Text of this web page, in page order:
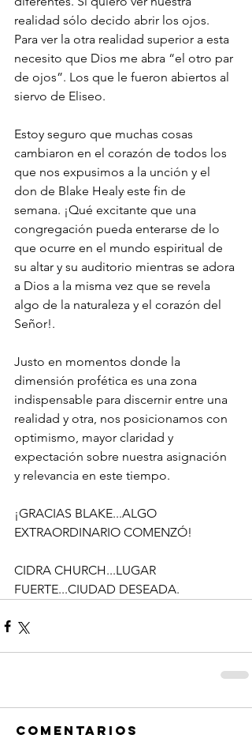
realidad sólo decido abrir los ojos.
Para ver la otra realidad superior a esta
necesito que Dios me abra “el otro par
de ojos”. Los que le fueron abiertos al
siervo de Eliseo.
Estoy seguro que muchas cosas
cambiaron en el corazón de todos los
que nos expusimos a la unción y el
don de Blake Healy este fin de
semana. ¡Qué excitante que una
congregación pueda enterarse de lo
que ocurre en el mundo espiritual de
su altar y su auditorio mientras se adora
a Dios a la misma vez que se revela
algo de la naturaleza y el corazón del
Señor!.
Justo en momentos donde la
dimensión profética es una zona
indispensable para discernir entre una
realidad y otra, nos posicionamos con
optimismo, mayor claridad y
expectación sobre nuestra asignación
y relevancia en este tiempo.
¡GRACIAS BLAKE...ALGO
EXTRAORDINARIO COMENZÓ!
CIDRA CHURCH...LUGAR
FUERTE...CIUDAD DESEADA.
Comentarios